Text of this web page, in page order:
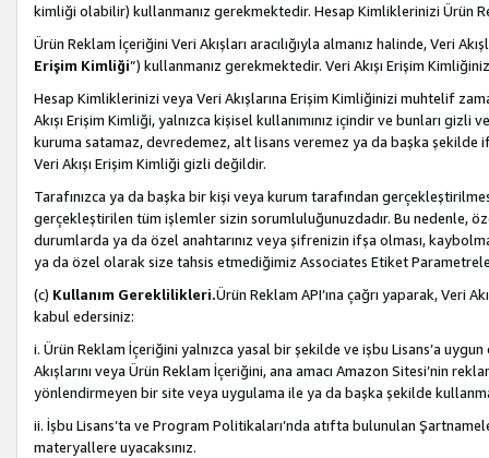
kimliği olabilir) kullanmanız gerekmektedir. Hesap Kimliklerinizi Ürün
Ürün Reklam İçeriğini Veri Akışları aracılığıyla almanız halinde, Veri
Erişim Kimliği”) kullanmanız gerekmektedir. Veri Akışı Erişim
Hesap Kimliklerinizi veya Veri Akışlarına Erişim Kimliğinizi muhtelif
Akışı Erişim Kimliği, yalnızca kişisel kullanımınız içindir ve bunları
kuruma satamaz, devredemez, alt lisans veremez ya da başka şekilde
Veri Akışı Erişim Kimliği gizli değildir.
Tarafınızca ya da başka bir kişi veya kurum tarafından
gerçekleştirilen tüm işlemler sizin sorumluluğunuzdadır. Bu nedenle,
durumlarda ya da özel anahtarınız veya şifrenizin ifşa olması,
ya da özel olarak size tahsis etmediğimiz Associates Etiket
(c) Kullanım Gereklilikleri.Ürün Reklam API’ına çağrı yaparak, Veri
kabul edersiniz:
i. Ürün Reklam İçeriğini yalnızca yasal bir şekilde ve işbu Lisans’a uygun
Akışlarını veya Ürün Reklam İçeriğini, ana amacı Amazon Sitesi’nin
yönlendirmeyen bir site veya uygulama ile ya da başka şekilde
ii. İşbu Lisans’ta ve Program Politikaları’nda atıfta bulunulan
materyallere uyacaksınız.